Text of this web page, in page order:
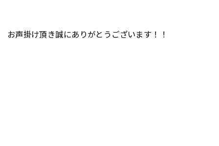
お声掛け頂き誠にありがとうございます！！